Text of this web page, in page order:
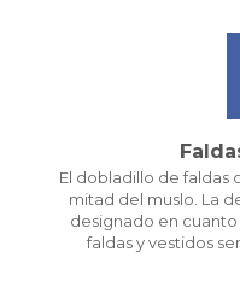
El dobladillo de faldas
mitad del muslo. La
designado en
faldas y vestidos